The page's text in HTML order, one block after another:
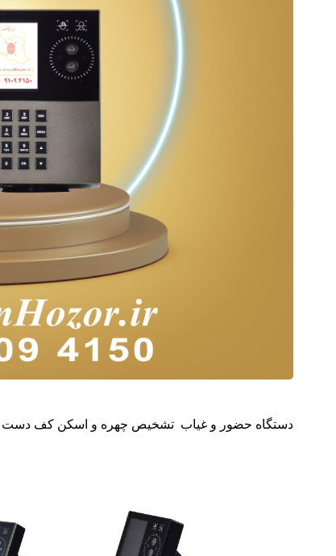
دستگاه حضور و غیاب تشخیص چهره و اسکن کف دست